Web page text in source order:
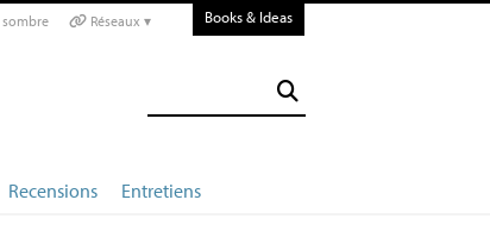
Réseaux ▾ Books & Ideas
Recensions Entretiens